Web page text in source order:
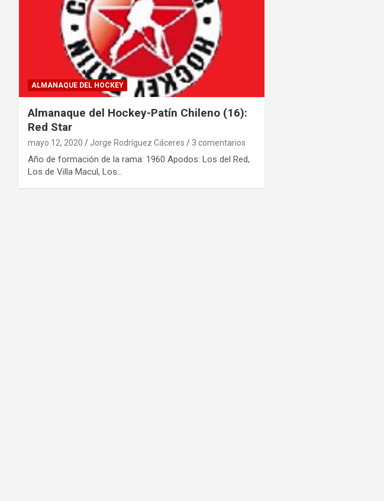
ALMANAQUE DEL HOCKEY
Almanaque del Hockey-Patín Chileno (16):
Red Star
mayo 12, 2020 Jorge Rodríguez Cáceres 3 comentarios
Año de formación de la rama: 1960 Apodos: Los del Red,
Los de Villa Macul, Los…